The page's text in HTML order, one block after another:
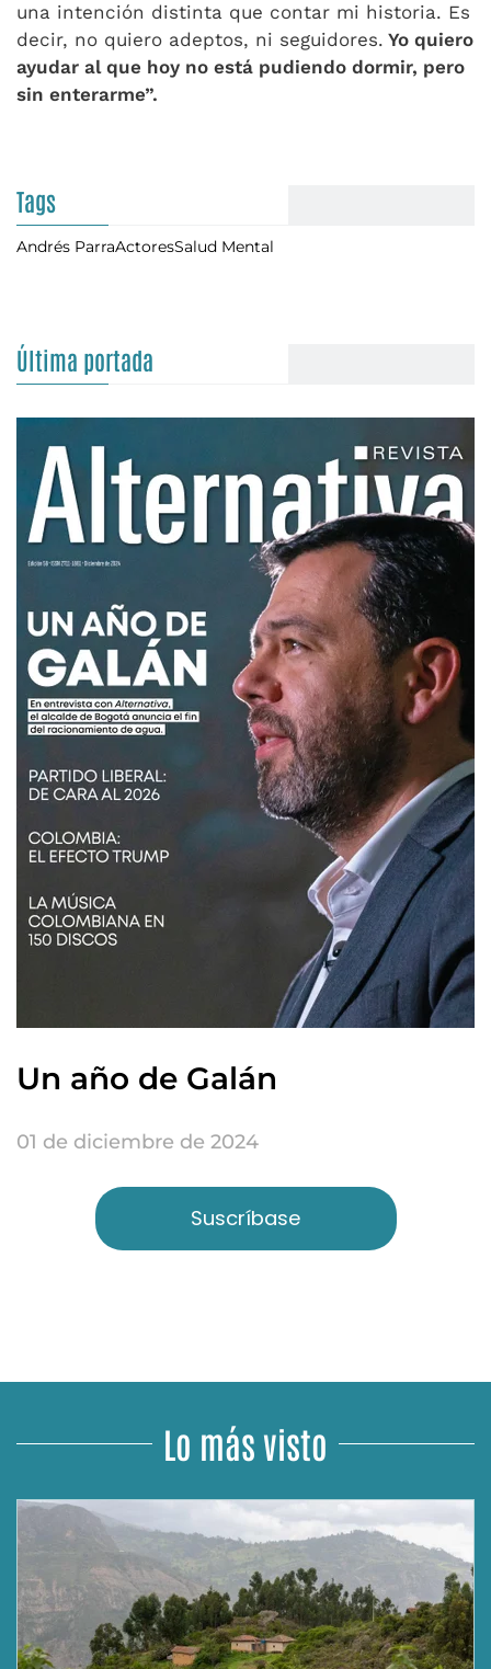
una intención distinta que contar mi historia. Es
decir, no quiero adeptos, ni seguidores. Yo quiero
ayudar al que hoy no está pudiendo dormir, pero
sin enterarme”.
Tags
Andrés ParraActoresSalud Mental
Última portada
Un año de Galán
01 de diciembre de 2024
Suscríbase
Lo más visto